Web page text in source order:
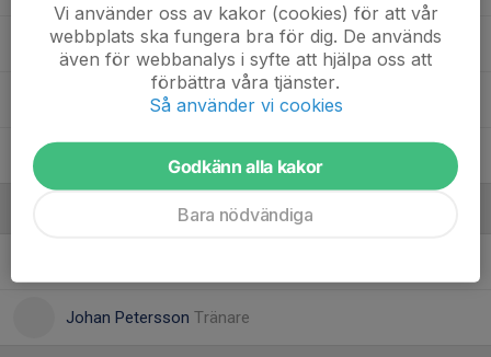
Olle Petersson , P 14
William Hunt
, P 11/12
Johan Petersson Tränare
Vi använder oss av kakor (cookies) för att vår
webbplats ska fungera bra för dig. De används
även för webbanalys i syfte att hjälpa oss att
förbättra våra tjänster.
Så använder vi cookies
Godkänn alla kakor
Bara nödvändiga